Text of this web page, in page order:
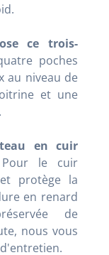
.
ce trois-
poches
au niveau de
et une
.
en cuir
Pour le cuir
protège la
en renard
de
nous vous
.